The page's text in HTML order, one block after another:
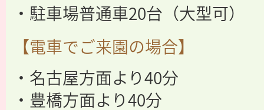
・駐車場普通車20台（大型可）
【電車でご来園の場合】
・名古屋方面より40分
・豊橋方面より40分